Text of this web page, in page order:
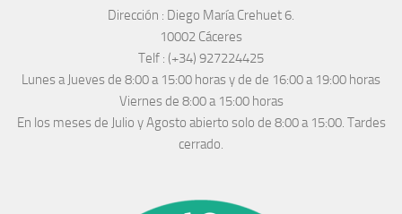
Dirección : Diego María Crehuet 6.
10002 Cáceres
Telf : (+34) 927224425
Lunes a Jueves de 8:00 a 15:00 horas y de de 16:00 a 19:00 horas
Viernes de 8:00 a 15:00 horas
En los meses de Julio y Agosto abierto solo de 8:00 a 15:00. Tardes
cerrado.